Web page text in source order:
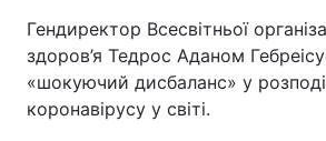
Головна Війна
Україна
Гендиректор Всесвітньої
здоров’я Тедрос Аданом
«шокуючий дисбаланс» у
коронавірусу у світі.